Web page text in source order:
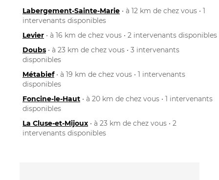
Labergement-Sainte-Marie • à 12 km de chez vous • 1
intervenants disponibles
Levier • à 16 km de chez vous • 2 intervenants disponibles
Doubs • à 23 km de chez vous • 3 intervenants
disponibles
Métabief• à 19 km de chez vous • 1 intervenants
disponibles
Foncine-le-Haut • à 20 km de chez vous • 1 intervenants
disponibles
La Cluse-et-Mijoux • à 23 km de chez vous • 2
intervenants disponibles